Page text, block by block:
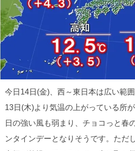
今日14日(金)、西～東日本は広い範
13日(木)より気温の上がっている所
日の強い風も弱まり、チョコっと春
ンタインデーとなりそうです。ただ